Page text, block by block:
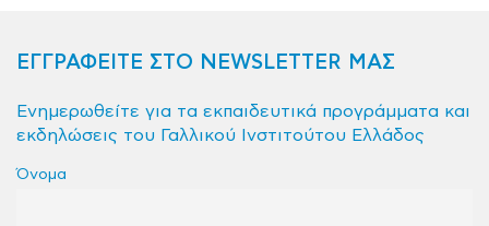
ΕΓΓΡΑΦΕΙΤΕ ΣΤΟ NEWSLETTER ΜΑΣ
Ενημερωθείτε για τα εκπαιδευτικά προγράμματα και
εκδηλώσεις του Γαλλικού Ινστιτούτου Ελλάδος
Όνομα